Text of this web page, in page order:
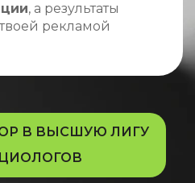
, а результаты
рекламой
В ВЫСШУЮ ЛИГУ